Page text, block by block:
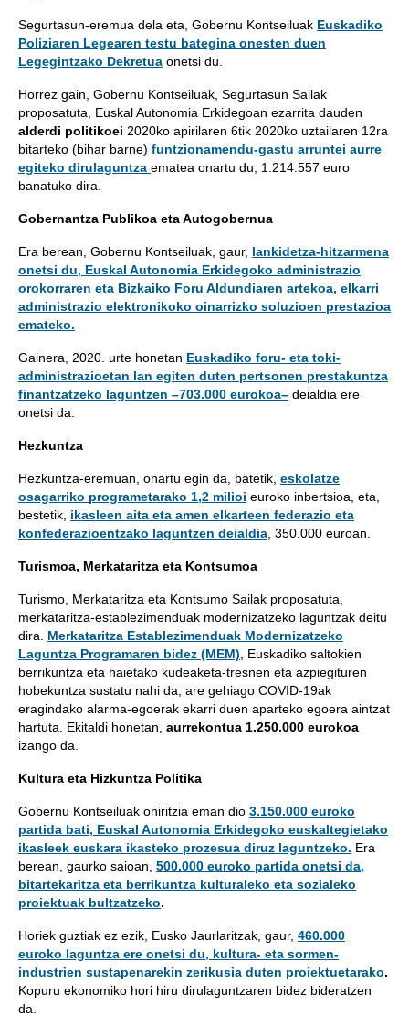
Segurtasun-eremua dela eta, Gobernu Kontseiluak Euskadiko
Poliziaren Legearen testu bategina onesten duen
Legegintzako Dekretua onetsi du.
Horrez gain, Gobernu Kontseiluak, Segurtasun Sailak
proposatuta, Euskal Autonomia Erkidegoan ezarrita dauden
alderdi politikoei 2020ko apirilaren 6tik 2020ko uztailaren 12ra
bitarteko (bihar barne) funtzionamendu-gastu arruntei aurre
egiteko dirulaguntza ematea onartu du, 1.214.557 euro
banatuko dira.
Gobernantza Publikoa eta Autogobernua
Era berean, Gobernu Kontseiluak, gaur, lankidetza-hitzarmena
onetsi du, Euskal Autonomia Erkidegoko administrazio
orokorraren eta Bizkaiko Foru Aldundiaren artekoa, elkarri
administrazio elektronikoko oinarrizko soluzioen prestazioa
emateko.
Gainera, 2020. urte honetan Euskadiko foru- eta toki-
administrazioetan lan egiten duten pertsonen prestakuntza
finantzatzeko laguntzen –703.000 eurokoa– deialdia ere
onetsi da.
Hezkuntza
Hezkuntza-eremuan, onartu egin da, batetik, eskolatze
osagarriko programetarako 1,2 milioi euroko inbertsioa, eta,
bestetik, ikasleen aita eta amen elkarteen federazio eta
konfederazioentzako laguntzen deialdia , 350.000 euroan.
Turismoa, Merkataritza eta Kontsumoa
Turismo, Merkataritza eta Kontsumo Sailak proposatuta,
merkataritza-establezimenduak modernizatzeko laguntzak deitu
dira. Merkataritza Establezimenduak Modernizatzeko
Laguntza Programaren bidez (MEM), Euskadiko saltokien
berrikuntza eta haietako kudeaketa-tresnen eta azpiegituren
hobekuntza sustatu nahi da, are gehiago COVID-19ak
eragindako alarma-egoerak ekarri duen aparteko egoera aintzat
hartuta. Ekitaldi honetan, aurrekontua 1.250.000 eurokoa
izango da.
Kultura eta Hizkuntza Politika
Gobernu Kontseiluak oniritzia eman dio 3.150.000 euroko
partida bati, Euskal Autonomia Erkidegoko euskaltegietako
ikasleek euskara ikasteko prozesua diruz laguntzeko. Era
berean, gaurko saioan, 500.000 euroko partida onetsi da,
bitartekaritza eta berrikuntza kulturaleko eta sozialeko
proiektuak bultzatzeko.
Horiek guztiak ez ezik, Eusko Jaurlaritzak, gaur, 460.000
euroko laguntza ere onetsi du, kultura- eta sormen-
industrien sustapenarekin zerikusia duten proiektuetarako.
Kopuru ekonomiko hori hiru dirulaguntzaren bidez bideratzen
da.